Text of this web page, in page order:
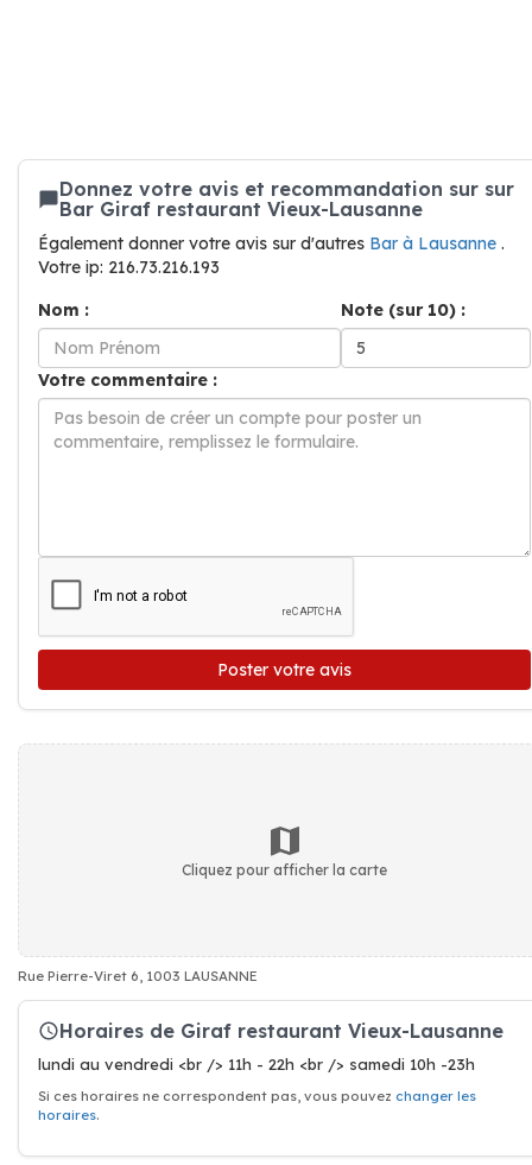
Donnez votre avis et recommandation sur sur
Bar Giraf restaurant Vieux-Lausanne
Également donner votre avis sur d'autres Bar à Lausanne .
Votre ip: 216.73.216.193
Nom :
Note (sur 10) :
Votre commentaire :
Poster votre avis
Cliquez pour afficher la carte
Rue Pierre-Viret 6, 1003 LAUSANNE
Horaires de Giraf restaurant Vieux-Lausanne
lundi au vendredi <br /> 11h - 22h <br /> samedi 10h -23h
Si ces horaires ne correspondent pas, vous pouvez changer les
horaires.